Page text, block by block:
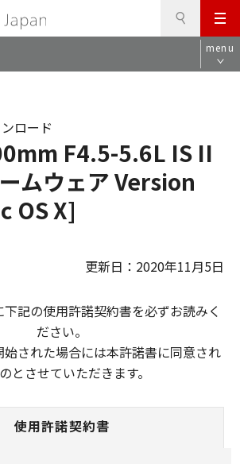
メ
ニ
ュ
menu
F4.5-5.6L IS II
ムウェア Version
OS X]
ロード
更新日：2020年11月5日
記の使用許諾契約書を必ずお読みく
ださい。
された場合には本許諾書に同意され
とさせていただきます。
使用許諾契約書